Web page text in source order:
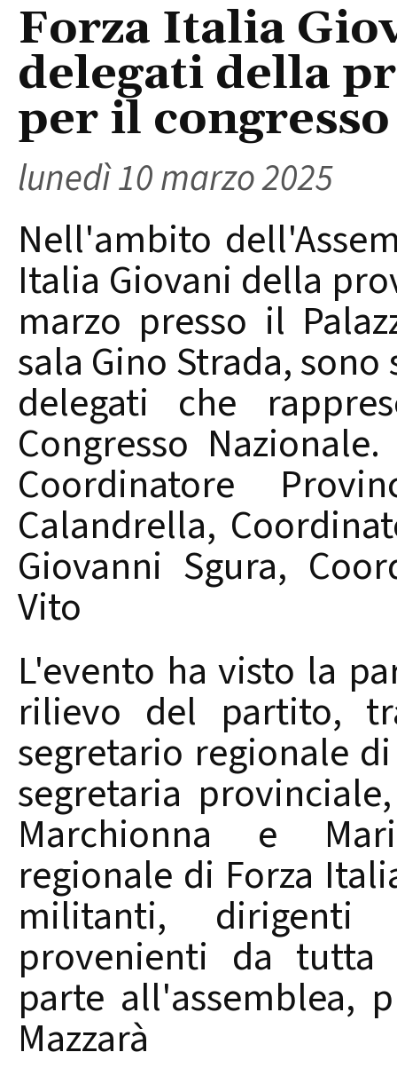
Forza Italia
delegati della
per il
lunedì 10 marzo 2025
Nell'ambito
Italia Giovani della
marzo presso il
sala Gino Strada,
delegati che
Congresso
Coordinatore
Calandrella,
Giovanni Sgura,
Vito
L'evento ha visto la
rilievo del partito,
segretario regionale
segretaria
Marchionna e
regionale di Forza
militanti, dirigenti
provenienti da
parte all'assemblea,
Mazzarà